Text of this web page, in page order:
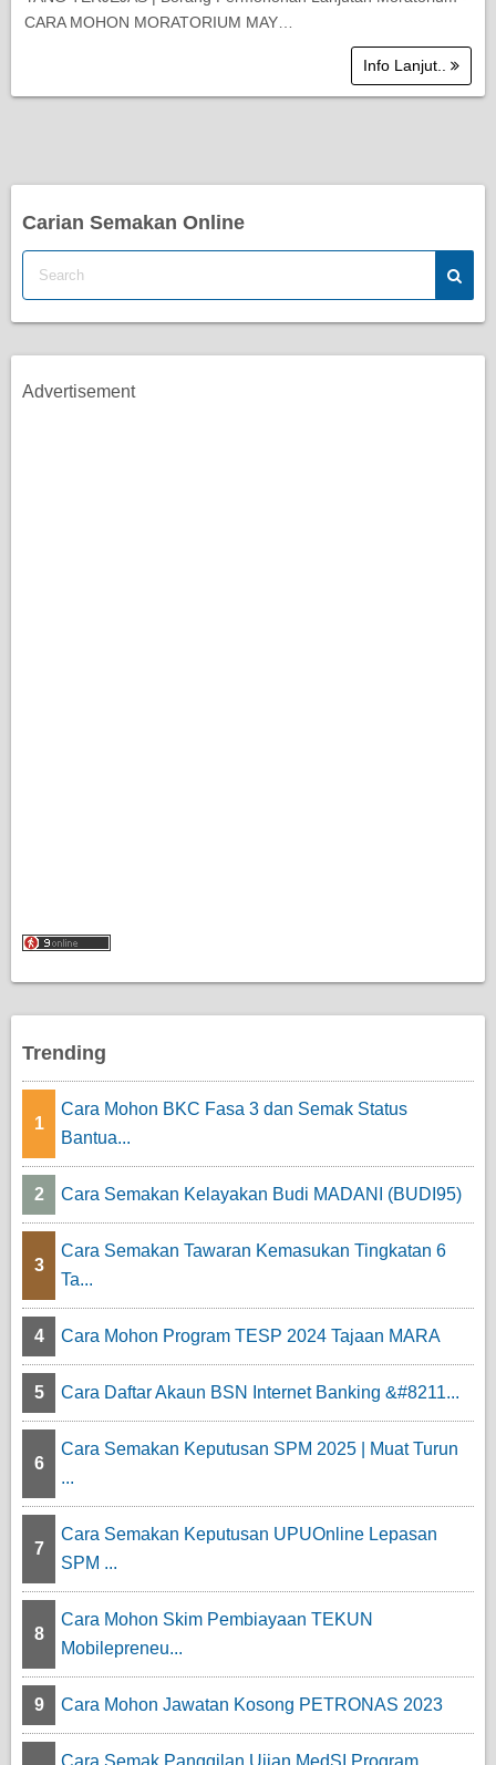
CARA MOHON MORATORIUM MAY…
Info Lanjut..
Carian Semakan Online
Advertisement
Trending
1
Cara Mohon BKC Fasa 3 dan Semak Status
Bantua...
2 Cara Semakan Kelayakan Budi MADANI (BUDI95)
3
Cara Semakan Tawaran Kemasukan Tingkatan 6
Ta...
4 Cara Mohon Program TESP 2024 Tajaan MARA
5 Cara Daftar Akaun BSN Internet Banking &#8211...
6
Cara Semakan Keputusan SPM 2025 | Muat Turun
...
7
Cara Semakan Keputusan UPUOnline Lepasan
SPM ...
8
Cara Mohon Skim Pembiayaan TEKUN
Mobilepreneu...
9 Cara Mohon Jawatan Kosong PETRONAS 2023
Cara Semak Panggilan Ujian MedSI Program